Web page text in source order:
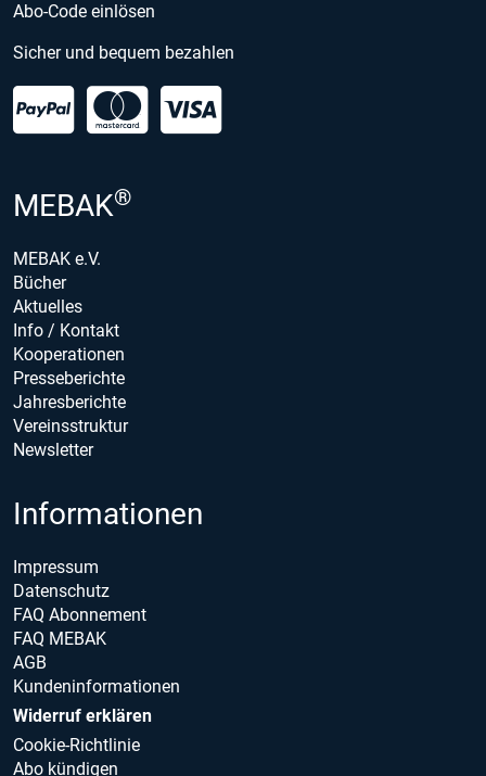
Abo-Code einlösen
Sicher und bequem bezahlen
MEBAK®
MEBAK e.V.
Bücher
Aktuelles
Info / Kontakt
Kooperationen
Presseberichte
Jahresberichte
Vereinsstruktur
Newsletter
Informationen
Impressum
Datenschutz
FAQ Abonnement
FAQ MEBAK
AGB
Kundeninformationen
Widerruf erklären
Cookie-Richtlinie
Abo kündigen